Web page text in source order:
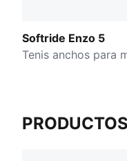
Softride Enzo 5
Tenis anchos para